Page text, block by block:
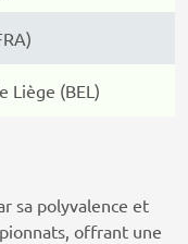
Liège (BEL)
sa polyvalence et
offrant une